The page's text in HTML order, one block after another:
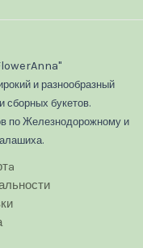
и разнообразный
сборных букетов.
по Железнодорожному и